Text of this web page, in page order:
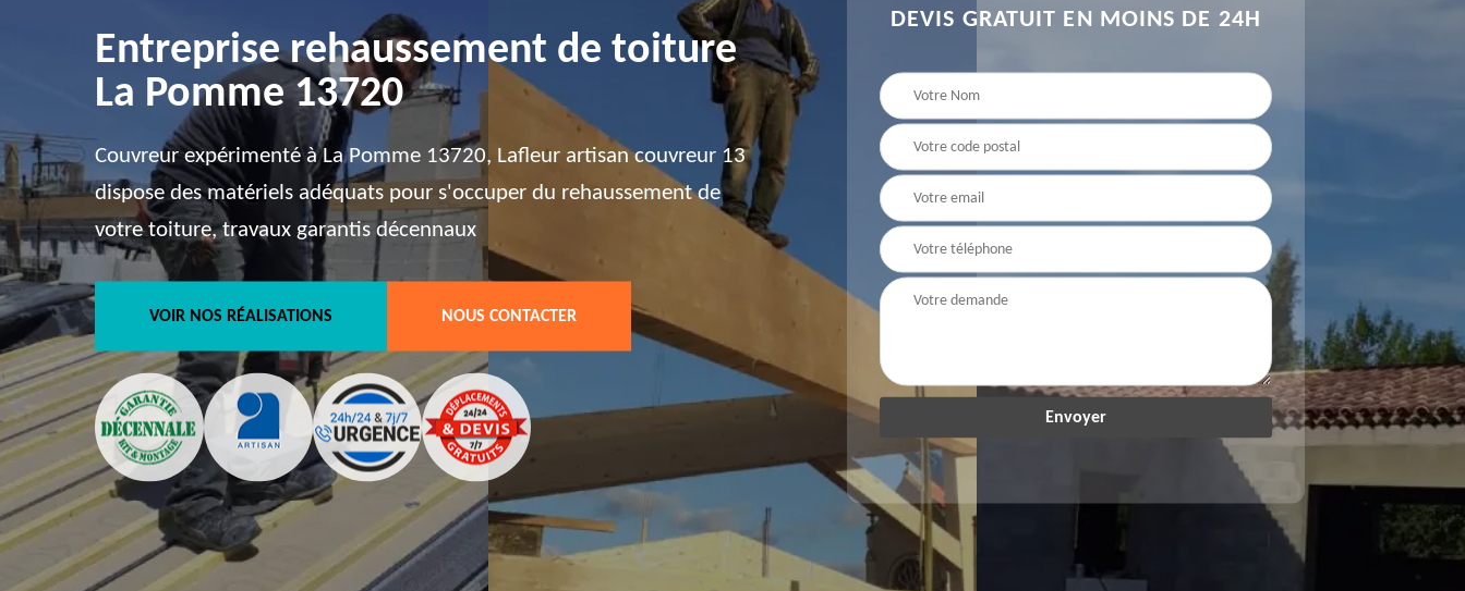
Entreprise rehaussement de toiture
La Pomme 13720
Couvreur expérimenté à La Pomme 13720, Lafleur artisan couvreur 13
dispose des matériels adéquats pour s'occuper du rehaussement de
votre toiture, travaux garantis décennaux
VOIR NOS RÉALISATIONS NOUS CONTACTER
DEVIS GRATUIT EN MOINS DE 24H